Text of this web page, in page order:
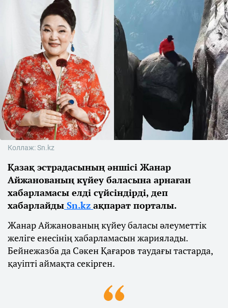
Коллаж: Sn.kz
Қазақ эстрадасының әншісі Жанар
Айжанованың күйеу баласына арнаған
хабарламасы елді сүйсіндірді, деп
хабарлайды Sn.kz ақпарат порталы.
Жанар Айжанованың күйеу баласы әлеуметтік
желіге енесінің хабарламасын жариялады.
Бейнежазба да Сәкен Қағаров таудағы тастарда,
қауіпті аймақта секірген.